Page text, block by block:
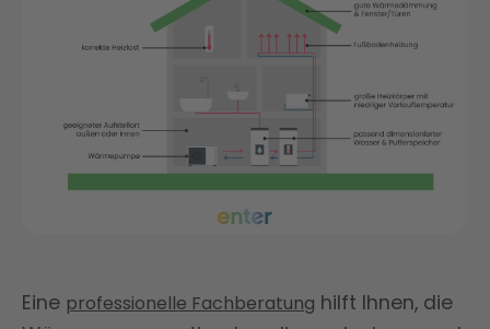
Eine professionelle Fachberatung hilft Ihnen, die